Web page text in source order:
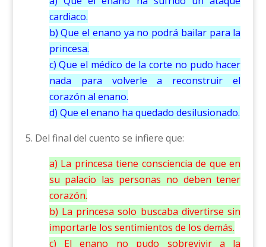
cardiaco.
b) Que el enano ya no podrá bailar para la
princesa.
c) Que el médico de la corte no pudo hacer
nada para volverle a reconstruir el
corazón al enano.
d) Que el enano ha quedado desilusionado.
5. Del final del cuento se infiere que:
a) La princesa tiene consciencia de que en
su palacio las personas no deben tener
corazón.
b) La princesa solo buscaba divertirse sin
importarle los sentimientos de los demás.
c) El enano no pudo sobrevivir a la